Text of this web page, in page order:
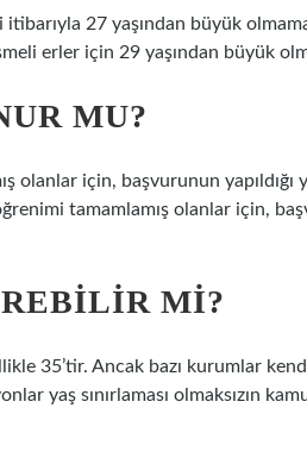
itibarıyla 27 yaşından büyük
erler için 29 yaşından büyük
MU?
olanlar için, başvurunun yapıldığı
tamamlamış olanlar için,
MI?
35’tir. Ancak bazı kurumlar
yaş sınırlaması olmaksızın